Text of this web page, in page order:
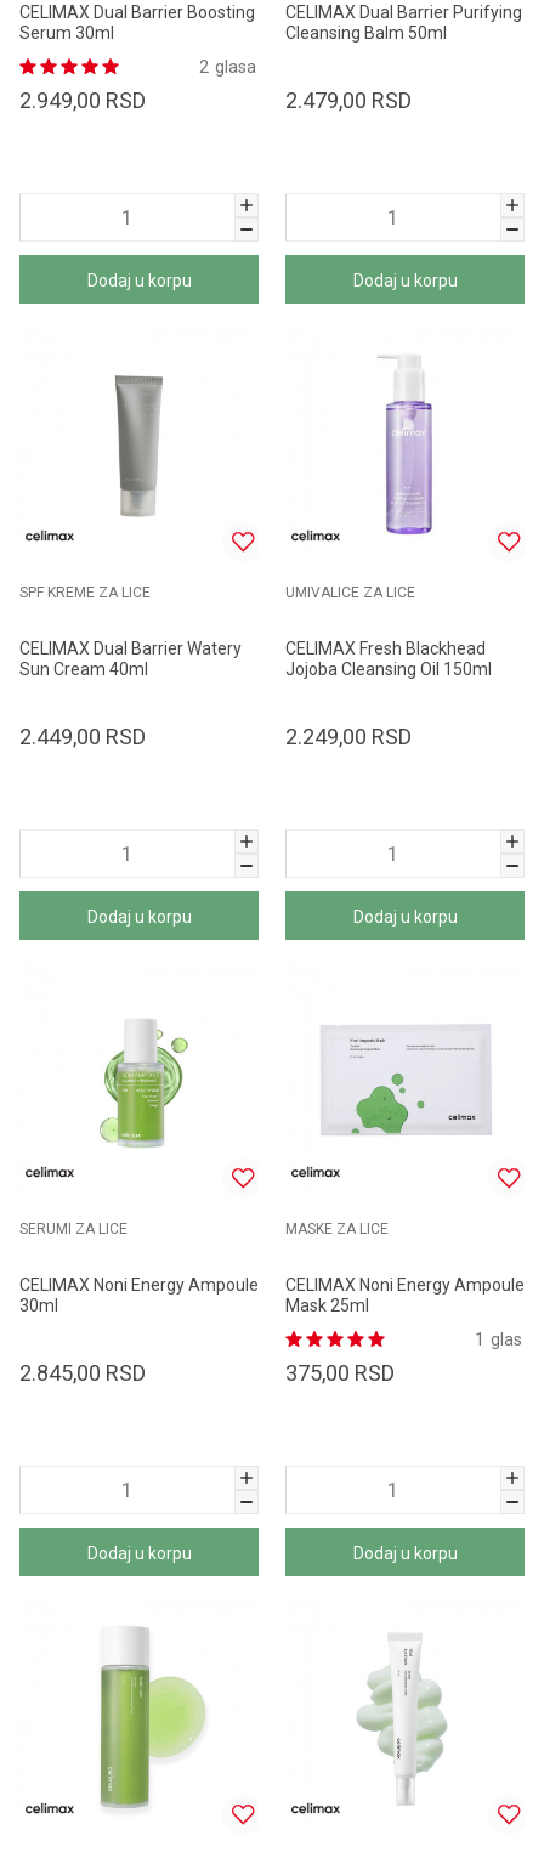
CELIMAX Dual Barrier Boosting
Serum 30ml
glasa
2
2.949,00 RSD
Dodaj u korpu
CELIMAX Dual Barrier Purifying
Cleansing Balm 50ml
2.479,00 RSD
Dodaj u korpu
SPF KREME ZA LICE
CELIMAX Dual Barrier Watery
Sun Cream 40ml
2.449,00 RSD
Dodaj u korpu
UMIVALICE ZA LICE
CELIMAX Fresh Blackhead
Jojoba Cleansing Oil 150ml
2.249,00 RSD
Dodaj u korpu
SERUMI ZA LICE
CELIMAX Noni Energy Ampoule
30ml
2.845,00 RSD
Dodaj u korpu
MASKE ZA LICE
CELIMAX Noni Energy Ampoule
Mask 25ml
glas
1
375,00 RSD
Dodaj u korpu